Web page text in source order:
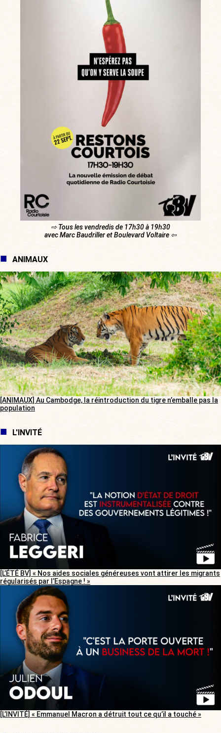
⇨ Tous les vendredis de 17h30 à 19h30
avec Marc Baudriller et Boulevard Voltaire ⇦
ANIMAUX
[ANIMAUX] Au Cambodge, la réintroduction du tigre n’emballe pas la
population
L'INVITÉ
[L’ÉTÉ BV] « Nos aides sociales généreuses vont attirer les migrants
régularisés par l’Espagne ! »
[L’INVITÉ] « Emmanuel Macron a détruit tout ce qu’il a touché »